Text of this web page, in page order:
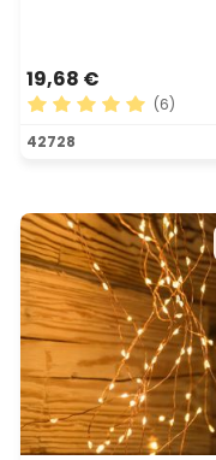
19,68 €
Note moyenne de
(6)
42728